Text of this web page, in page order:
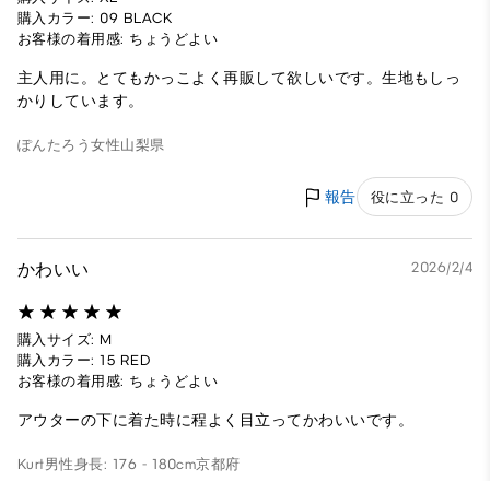
購入カラー: 09 BLACK
お客様の着用感: ちょうどよい
主人用に。とてもかっこよく再販して欲しいです。生地もしっ
かりしています。
ぽんたろう女性山梨県
報告 役に立った 0
かわいい 2026/2/4
購入サイズ: M
購入カラー: 15 RED
お客様の着用感: ちょうどよい
アウターの下に着た時に程よく目立ってかわいいです。
Kurt男性身長: 176 - 180cm京都府